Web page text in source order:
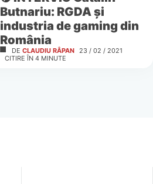
Butnariu: RGDA și
industria de gaming din
România
DE CLAUDIU RÂPAN 23 / 02 / 2021
CITIRE ÎN 4 MINUTE